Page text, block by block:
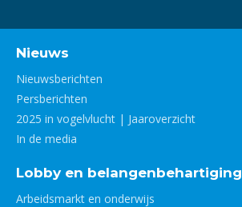
Nieuws
Nieuwsberichten
Persberichten
2025 in vogelvlucht | Jaaroverzicht
In de media
Lobby en belangenbehartiging
Arbeidsmarkt en onderwijs